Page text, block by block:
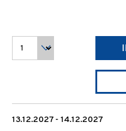
13.12.2027 - 14.12.2027